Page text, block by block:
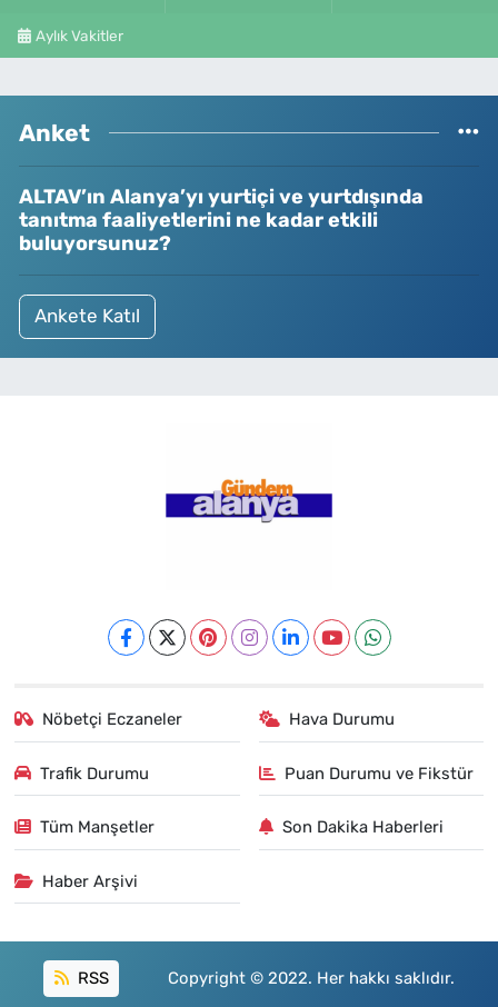
Aylık Vakitler
Anket
ALTAV’ın Alanya’yı yurtiçi ve yurtdışında
tanıtma faaliyetlerini ne kadar etkili
buluyorsunuz?
Ankete Katıl
Nöbetçi Eczaneler Hava Durumu
Trafik Durumu Puan Durumu ve Fikstür
Tüm Manşetler Son Dakika Haberleri
Haber Arşivi
RSS Copyright © 2022. Her hakkı saklıdır.